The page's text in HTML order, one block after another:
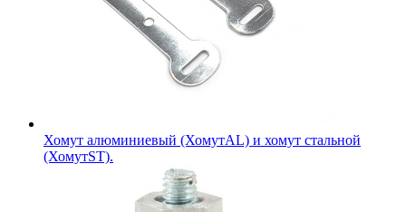
Хомут алюминиевый (ХомутAL) и хомут стальной
(ХомутST).